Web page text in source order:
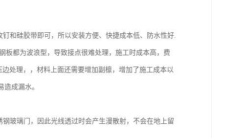
和硅胶带即可，所以安装方便、快捷成本低、防水性好.
板都为波浪型，导致接点很难处理，施工时成本高，费
处理，，材料上面还需要增加副檩，增加了施工成本以
成漏水。
玻璃门，因此光线透过时会产生漫散射，不会在地上留